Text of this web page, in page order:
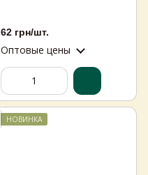
62 грн/шт.
Оптовые цены
НОВИНКА